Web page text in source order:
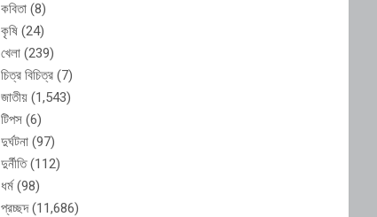
কবিতা (8)
কৃষি (24)
খেলা (239)
চিত্র বিচিত্র (7)
জাতীয় (1,543)
টিপস (6)
দুর্ঘটনা (97)
দুর্নীতি(112)
ধর্ম(98)
প্রচ্ছদ(11,686)